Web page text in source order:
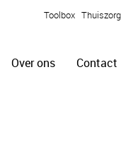
Toolbox Thuiszorg
Over ons Contact